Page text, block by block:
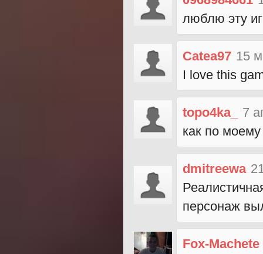
люблю эту
Catea97 15
I love this
topo4ka_
7
как по
dmitreewa
персонаж
Fox-Machete